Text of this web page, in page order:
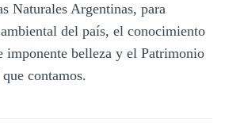
Naturales Argentinas, para
del país, el conocimiento
imponente belleza y el Patrimonio
contamos.